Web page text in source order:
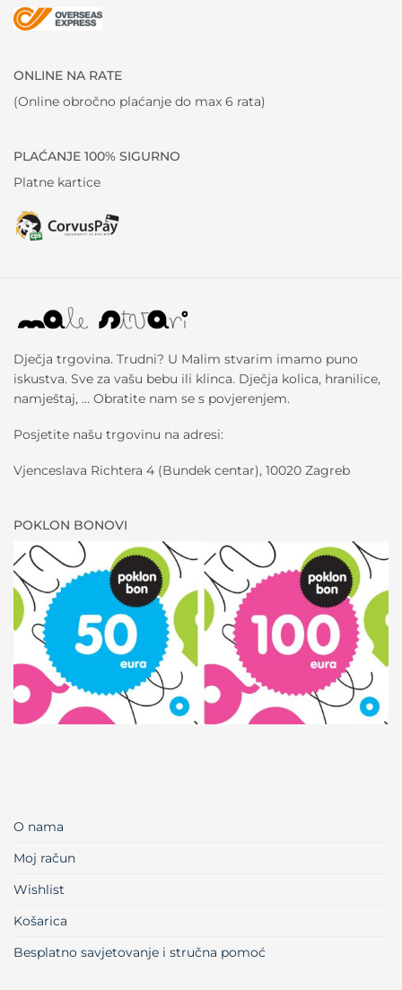
ONLINE NA RATE
(Online obročno plaćanje do max 6 rata)
PLAĆANJE 100% SIGURNO
Platne kartice
Dječja trgovina. Trudni? U Malim stvarim imamo puno
iskustva. Sve za vašu bebu ili klinca. Dječja kolica, hranilice,
namještaj, … Obratite nam se s povjerenjem.
Posjetite našu trgovinu na adresi:
Vjenceslava Richtera 4 (Bundek centar), 10020 Zagreb
POKLON BONOVI
O nama
Moj račun
Wishlist
Košarica
Besplatno savjetovanje i stručna pomoć